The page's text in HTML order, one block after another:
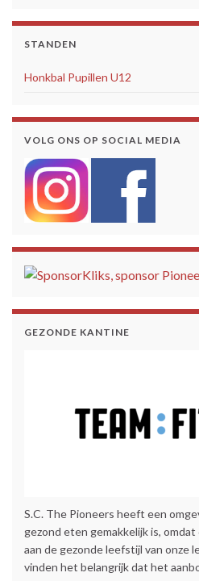
STANDEN
Honkbal Pupillen U12
VOLG ONS OP SOCIAL MEDIA
GEZONDE KANTINE
S.C. The Pioneers heeft een
gezond eten gemakkelijk is,
aan de gezonde leefstijl van onze
vinden het belangrijk dat het